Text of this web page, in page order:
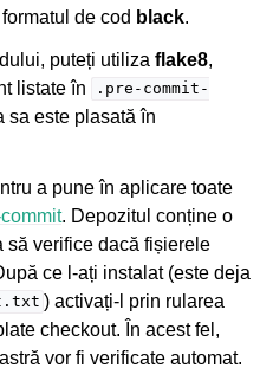
de cod black.
puteți utiliza flake8,
listate în
.pre-commit-
sa este plasată în
a pune în aplicare toate
. Depozitul conține o
să verifice dacă fișierele
ce l-ați instalat (este deja
) activați-l prin rularea
checkout. În acest fel,
vor fi verificate automat.